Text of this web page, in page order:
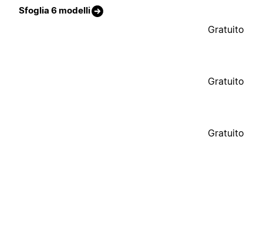
Sfoglia 6 modelli
Gratuito
Gratuito
Gratuito